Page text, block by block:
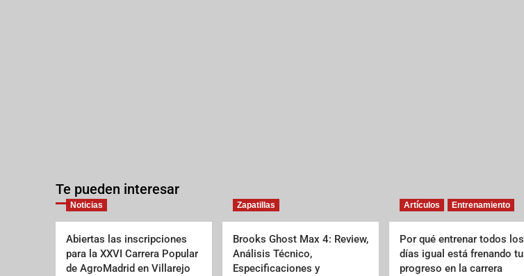
Te pueden interesar
Noticias
Abiertas las inscripciones
para la XXVI Carrera Popular
de AgroMadrid en Villarejo
Zapatillas
Brooks Ghost Max 4: Review,
Análisis Técnico,
Especificaciones y
Artículos Entrenamiento
Por qué entrenar todos los
días igual está frenando tu
progreso en la carrera